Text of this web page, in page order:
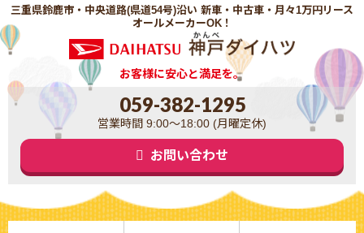
三重県鈴鹿市・中央道路(県道54号)沿い 新車・中古車・月々1万円リース
オールメーカーOK！
お客様に安心と満足を。
059-382-1295
営業時間 9:00～18:00 (月曜定休)
お問い合わせ